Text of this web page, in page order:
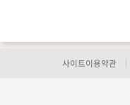
사이트이용약관